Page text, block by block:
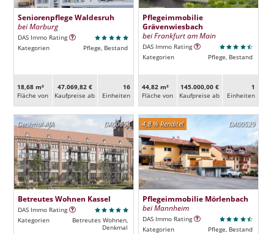
Seniorenpflege Waldesruh
bei Marburg
DAS Immo Rating
Kategorien
Pflege, Bestand
18,68 m²
Fläche von
47.069,82 €
Kaufpreise ab
16
Ein­heiten
Pflegeimmobilie
Grävenwiesbach
bei Frankfurt am Main
DAS Immo Rating
Kategorien
Pflege, Bestand
44,82 m²
Fläche von
145.000,00 €
Kaufpreise ab
1
Ein­heiten
DA00654
Denkmal-AfA
Betreutes Wohnen Kassel
DAS Immo Rating
Kategorien
Betreutes Wohnen,
Denkmal
DA00529
4,8 % Rendite!
Pflegeimmobilie Mörlenbach
bei Mannheim
DAS Immo Rating
Kategorien
Pflege, Bestand